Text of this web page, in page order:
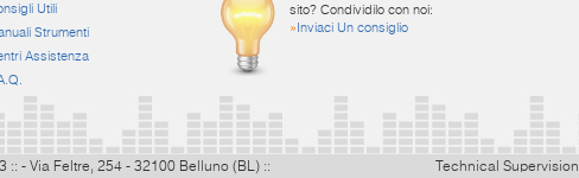
Utili
Strumenti
Assistenza
sito? Condividilo con noi:
» Inviaci Un consiglio
:: - Via Feltre, 254 - 32100 Belluno (BL) :: Technical